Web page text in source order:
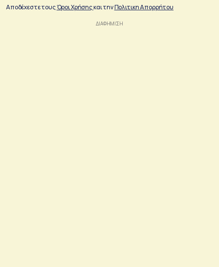
Αποδέχεστε τουςΌροι Χρήσηςκαι τηνΠολιτικη Απορρήτου